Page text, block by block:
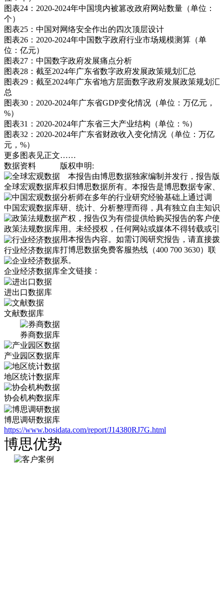
图表24：2020-2024年中国境内被篡改政府网站数量（单位：
个）
图表25：中国对网络安全作出的四次顶层设计
图表26：2020-2024年中国数字政府行业市场规模测算（单
位：亿元）
图表27：中国数字政府发展痛点分析
图表28：截至2024年广东省数字政府发展政策规划汇总
图表29：截至2024年广东省地方层面数字政府发展政策规划汇
总
图表30：2020-2024年广东省GDP变化情况（单位：万亿元，
%）
图表31：2020-2024年广东省三大产业结构（单位：%）
图表32：2020-2024年广东省财政收入变化情况（单位：万亿
元，%）
更多图表见正文……
数据资料
全球宏观数据库
中国宏观数据库
政策法规数据库
行业经济数据库
企业经济数据库
进出口数据库
文献数据库
券商数据库
产业园区数据库
地区统计数据库
协会机构数据库
博思调研数据库
版权申明:
本报告由博思数据独家编制并发行，报告版
权归博思数据所有。本报告是博思数据专家、
分析师在多年的行业研究经验基础上通过调
研、统计、分析整理而得，具有独立自主知识
产权，报告仅为有偿提供给购买报告的客户使
用。未经授权，任何网站或媒体不得转载或引
用本报告内容。如需订阅研究报告，请直接拨
打博思数据免费客服热线（400 700 3630）联
系。
全文链接：
https://www.bosidata.com/report/J14380RJ7G.html
博思优势